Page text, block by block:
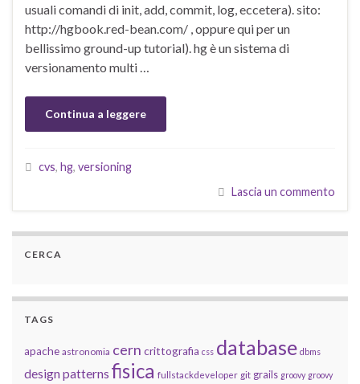
usuali comandi di init, add, commit, log, eccetera). sito:
http://hgbook.red-bean.com/ , oppure qui per un
bellissimo ground-up tutorial). hg è un sistema di
versionamento multi …
Continua a leggere
cvs, hg, versioning
Lascia un commento
CERCA
TAGS
apache astronomia cern crittografia css database dbms
design patterns fisica fullstackdeveloper git grails groovy groovy